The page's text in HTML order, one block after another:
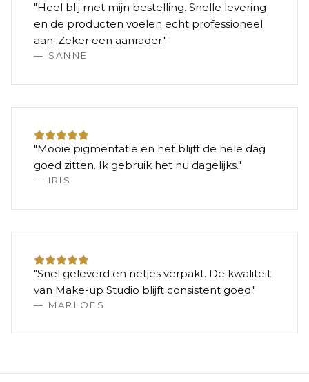
"Heel blij met mijn bestelling. Snelle levering
en de producten voelen echt professioneel
aan. Zeker een aanrader."
— SANNE
"Mooie pigmentatie en het blijft de hele dag
goed zitten. Ik gebruik het nu dagelijks."
— IRIS
"Snel geleverd en netjes verpakt. De kwaliteit
van Make-up Studio blijft consistent goed."
— MARLOES